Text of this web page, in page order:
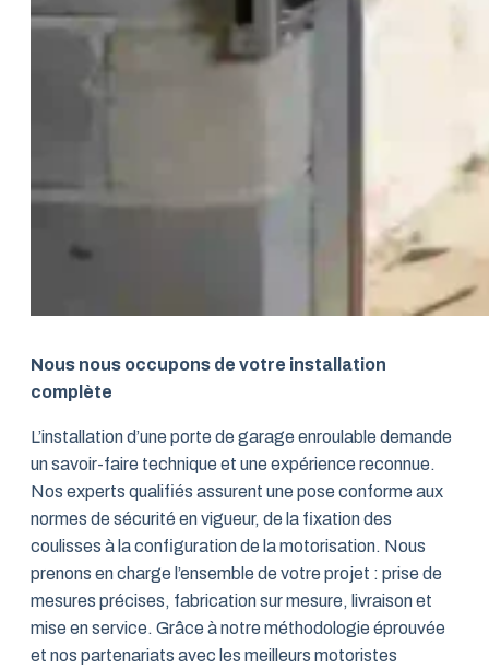
Nous nous occupons de votre installation
complète
L’installation d’une porte de garage enroulable demande
un savoir-faire technique et une expérience reconnue.
Nos experts qualifiés assurent une pose conforme aux
normes de sécurité en vigueur, de la fixation des
coulisses à la configuration de la motorisation. Nous
prenons en charge l’ensemble de votre projet : prise de
mesures précises, fabrication sur mesure, livraison et
mise en service. Grâce à notre méthodologie éprouvée
et nos partenariats avec les meilleurs motoristes